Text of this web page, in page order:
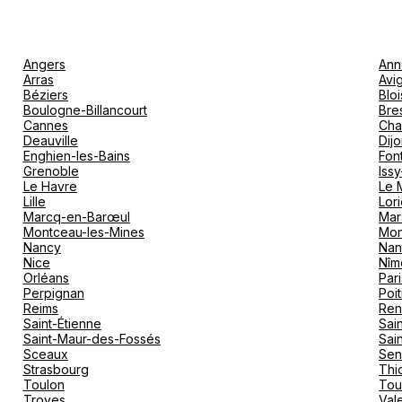
Angers
Arras
Béziers
Boulogne-Billancourt
Cannes
Deauville
Enghien-les-Bains
Grenoble
Le Havre
Le
Lille
Marcq-en-Barœul
Montceau-les-Mines
Nancy
Nice
Orléans
Perpignan
Reims
Saint-Étienne
Saint-Maur-des-Fossés
Sceaux
Strasbourg
Toulon